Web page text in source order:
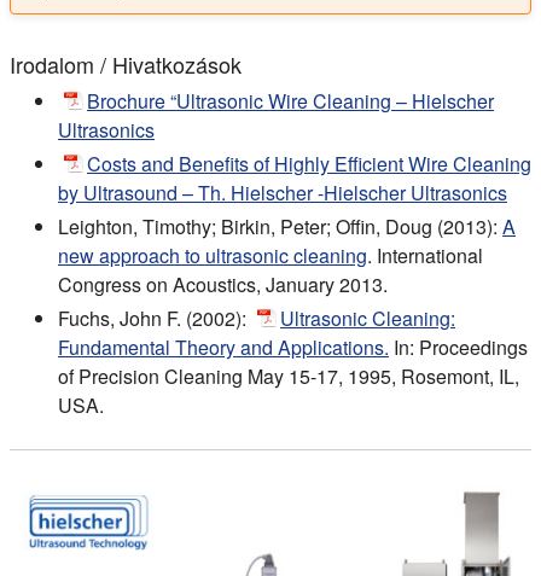
Irodalom / Hivatkozások
Brochure “Ultrasonic Wire Cleaning – Hielscher
Ultrasonics
Costs and Benefits of Highly Efficient Wire Cleaning
by Ultrasound – Th. Hielscher -Hielscher Ultrasonics
Leighton, Timothy; Birkin, Peter; Offin, Doug (2013): A
new approach to ultrasonic cleaning. International
Congress on Acoustics, January 2013.
Fuchs, John F. (2002):
Ultrasonic Cleaning:
Fundamental Theory and Applications. In: Proceedings
of Precision Cleaning May 15-17, 1995, Rosemont, IL,
USA.